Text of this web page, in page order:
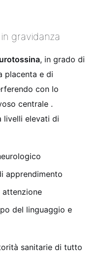
gravidanza
, in grado di
placenta e di
con lo
centrale .
livelli elevati di
apprendimento
attenzione
del linguaggio e
sanitarie di tutto